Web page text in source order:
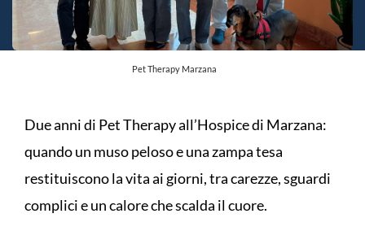
Pet Therapy Marzana
Due anni di Pet Therapy all’Hospice di Marzana:
quando un muso peloso e una zampa tesa
restituiscono la vita ai giorni, tra carezze, sguardi
complici e un calore che scalda il cuore.